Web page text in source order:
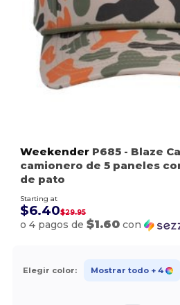
Weekender P685 - Blaze
camionero de 5 paneles
de pato
Starting at
$6.40$29.95
o 4 pagos de$1.60 con
Elegir color: Mostrar todo + 4